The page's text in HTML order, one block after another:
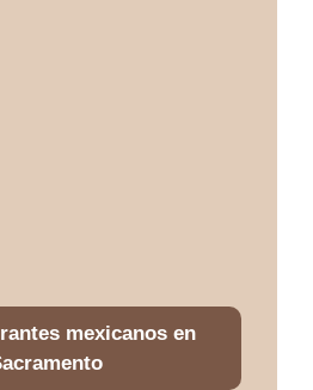
mexicanos en